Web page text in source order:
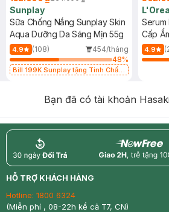
Sunplay
Sữa Chống Nắng Sunplay Skin
Aqua Dưỡng Da Sáng Mịn 55g
4.9 (108)
454/tháng
48%
Bill 199K Sunplay tặng Tinh Chất
Serum
Cấp
4.9
Bạn đã có tài khoản
return nowfree
HỖ TRỢ KHÁCH HÀNG
Hotline: 1800 6324
(Miễn phí , 08-22h kể cả T7, CN)